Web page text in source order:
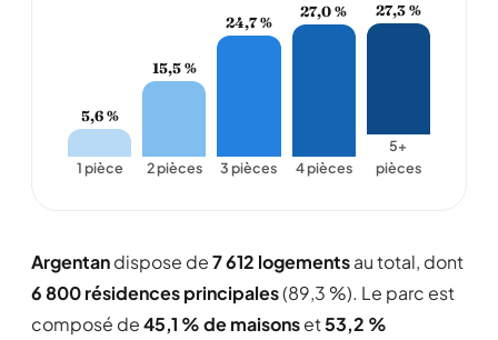
5,6 %
1 pièce
15,5 %
2 pièces
24,7 %
3 pièces
27,0 %
4 pièces
27,3 %
5+
pièces
Argentandispose de7 612 logementsau total, dont
6 800 résidences principales(89,3 %). Le parc est
composé de45,1 % de maisonset53,2 %